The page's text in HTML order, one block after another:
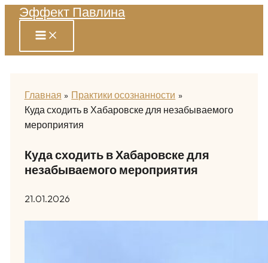
Перейти
содержимому
Эффект Павлина
Главная
Практики осознанности
Куда сходить в Хабаровске для незабываемого
мероприятия
Куда сходить в Хабаровске для
незабываемого мероприятия
21.01.2026